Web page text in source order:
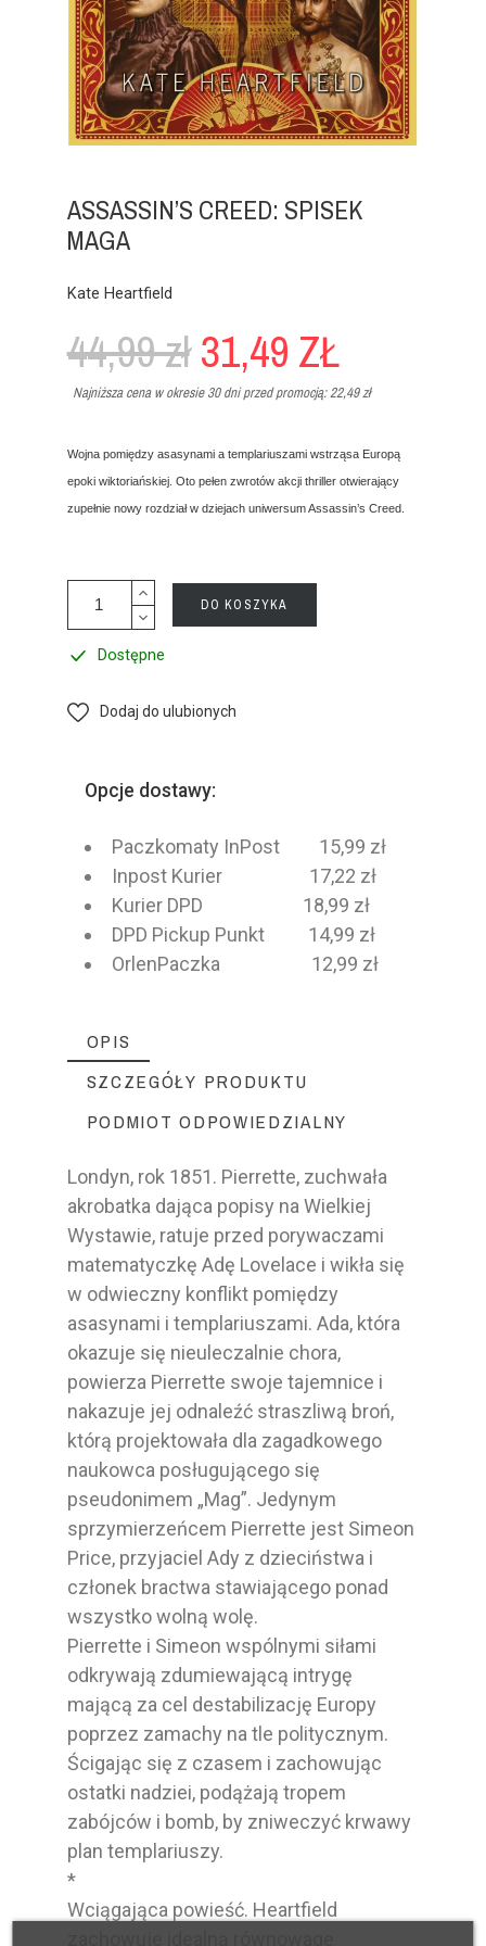
ASSASSIN’S CREED: SPISEK
MAGA
Kate Heartfield
44,99 zł 31,49 ZŁ
Najniższa cena w okresie 30 dni przed promocją:22,49 zł
Wojna pomiędzy asasynami a templariuszami wstrząsa Europą
epoki wiktoriańskiej. Oto pełen zwrotów akcji thriller otwierający
zupełnie nowy rozdział w dziejach uniwersum Assassin’s Creed.
DO KOSZYKA
Dostępne
Dodaj do ulubionych
Opcje dostawy:
Paczkomaty InPost 15,99 zł
Inpost Kurier 17,22 zł
Kurier DPD 18,99 zł
DPD Pickup Punkt 14,99 zł
OrlenPaczka 12,99 zł
OPIS
SZCZEGÓŁY PRODUKTU
PODMIOT ODPOWIEDZIALNY
Londyn, rok 1851. Pierrette, zuchwała
akrobatka dająca popisy na Wielkiej
Wystawie, ratuje przed porywaczami
matematyczkę Adę Lovelace i wikła się
w odwieczny konflikt pomiędzy
asasynami i templariuszami. Ada, która
okazuje się nieuleczalnie chora,
powierza Pierrette swoje tajemnice i
nakazuje jej odnaleźć straszliwą broń,
którą projektowała dla zagadkowego
naukowca posługującego się
pseudonimem „Mag”. Jedynym
sprzymierzeńcem Pierrette jest Simeon
Price, przyjaciel Ady z dzieciństwa i
członek bractwa stawiającego ponad
wszystko wolną wolę.
Pierrette i Simeon wspólnymi siłami
odkrywają zdumiewającą intrygę
mającą za cel destabilizację Europy
poprzez zamachy na tle politycznym.
Ścigając się z czasem i zachowując
ostatki nadziei, podążają tropem
zabójców i bomb, by zniweczyć krwawy
plan templariuszy.
*
Wciągająca powieść. Heartfield